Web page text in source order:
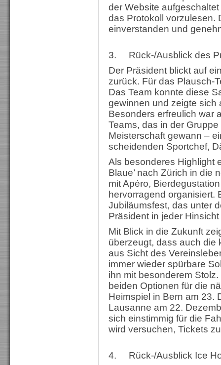
der Website
das Protokoll vorzulesen.
einverstanden und
3. Rück-/Ausblick des
Der Präsident blickt auf
zurück. Für das Plausch-
Das Team konnte diese
gewinnen und zeigte sich
Besonders erfreulich war
Teams, das in der Gruppe
Meisterschaft gewann –
scheidenden Sportchef,
Als besonderes Highlight
Blaue’ nach Zürich in die
mit Apéro,
hervorragend organisiert.
Jubiläumsfest, das unter
Präsident in jeder
Mit Blick in die Zukunft
überzeugt, dass auch die
aus Sicht des
immer wieder spürbare
ihn mit besonderem
beiden Optionen für die
Heimspiel in Bern am 23.
Lausanne am 22.
sich einstimmig für die
wird versuchen, Tickets
4. Rück-/Ausblick Ice